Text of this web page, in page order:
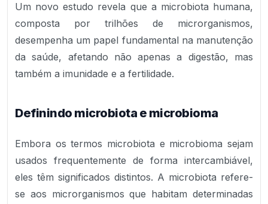
Um novo estudo revela que a microbiota humana,
composta por trilhões de microrganismos,
desempenha um papel fundamental na manutenção
da saúde, afetando não apenas a digestão, mas
também a imunidade e a fertilidade.
Definindo microbiota e microbioma
Embora os termos microbiota e microbioma sejam
usados frequentemente de forma intercambiável,
eles têm significados distintos. A microbiota refere-
se aos microrganismos que habitam determinadas